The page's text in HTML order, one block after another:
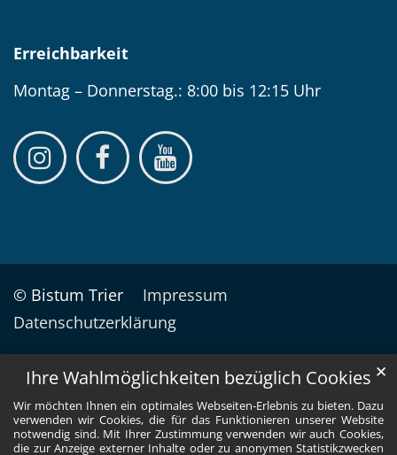
Ihre Wahlmöglichkeiten bezüglich Cookies
Wir möchten Ihnen ein optimales Webseiten-Erlebnis zu bieten. Dazu
verwenden wir Cookies, die für das Funktionieren unserer Website
notwendig sind. Mit Ihrer Zustimmung verwenden wir auch Cookies,
die zur Anzeige externer Inhalte oder zu anonymen Statistikzwecken
✕
Erreichbarkeit
Montag – Donnerstag.: 8:00 bis 12:15 Uhr
© Bistum Trier
Impressum
Datenschutzerklärung